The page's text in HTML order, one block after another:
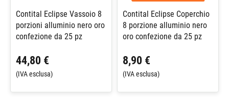
Contital Eclipse Vassoio 8
porzioni alluminio nero oro
confezione da 25 pz
44,80 €
(IVA esclusa)
Contital Eclipse Coperchio
8 porzione alluminio nero
oro confezione da 25 pz
8,90 €
(IVA esclusa)